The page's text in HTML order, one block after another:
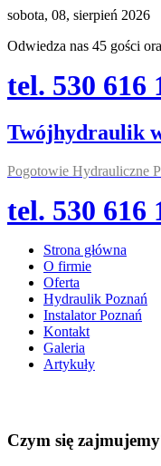
sobota, 08, sierpień 2026
Odwiedza nas 45 gości
tel. 530 616
Twójhydraulik
Pogotowie Hydrauliczne
tel. 530 616
Strona główna
O firmie
Oferta
Hydraulik Poznań
Instalator Poznań
Kontakt
Galeria
Artykuły
Czym się